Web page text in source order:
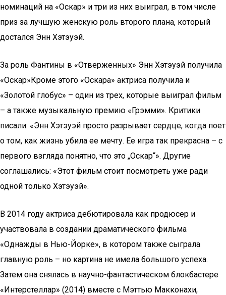
номинаций на «Оскар» и три из них выиграл, в том числе
приз за лучшую женскую роль второго плана, который
достался Энн Хэтэуэй.
За роль Фантины в «Отверженных» Энн Хэтэуэй получила
«Оскар»Кроме этого «Оскара» актриса получила и
«Золотой глобус» – один из трех, которые выиграл фильм
– а также музыкальную премию «Грэмми». Критики
писали: «Энн Хэтэуэй просто разрывает сердце, когда поет
о том, как жизнь убила ее мечту. Ее игра так прекрасна – с
первого взгляда понятно, что это „Оскар“». Другие
соглашались: «Этот фильм стоит посмотреть уже ради
одной только Хэтэуэй».
В 2014 году актриса дебютировала как продюсер и
участвовала в создании драматического фильма
«Однажды в Нью-Йорке», в котором также сыграла
главную роль – но картина не имела большого успеха.
Затем она снялась в научно-фантастическом блокбастере
«Интерстеллар» (2014) вместе с Мэттью Макконахи,